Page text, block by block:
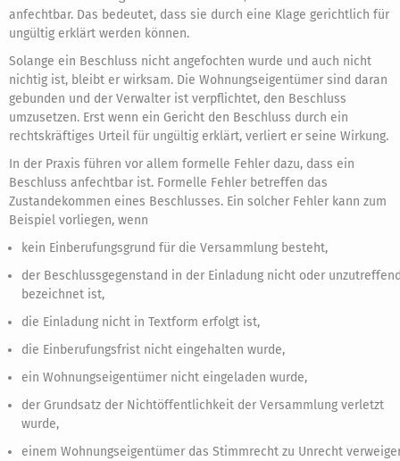
anfechtbar. Das bedeutet, dass sie durch eine Klage gerichtlich für
ungültig erklärt werden können.
Solange ein Beschluss nicht angefochten wurde und auch nicht
nichtig ist, bleibt er wirksam. Die Wohnungseigentümer sind daran
gebunden und der Verwalter ist verpflichtet, den Beschluss
umzusetzen. Erst wenn ein Gericht den Beschluss durch ein
rechtskräftiges Urteil für ungültig erklärt, verliert er seine Wirkung.
In der Praxis führen vor allem formelle Fehler dazu, dass ein
Beschluss anfechtbar ist. Formelle Fehler betreffen das
Zustandekommen eines Beschlusses. Ein solcher Fehler kann zum
Beispiel vorliegen, wenn
kein Einberufungsgrund für die Versammlung besteht,
der Beschlussgegenstand in der Einladung nicht oder
bezeichnet ist,
die Einladung nicht in Textform erfolgt ist,
die Einberufungsfrist nicht eingehalten wurde,
ein Wohnungseigentümer nicht eingeladen wurde,
der Grundsatz der Nichtöffentlichkeit der Versammlung verletzt
wurde,
einem Wohnungseigentümer das Stimmrecht zu Unrecht